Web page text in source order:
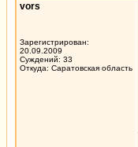
vors
Зарегистрирован:
20.09.2009
Суждений: 33
Откуда: Саратовская область